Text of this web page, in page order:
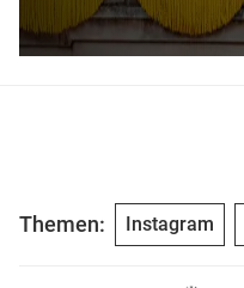
Themen: Instagram